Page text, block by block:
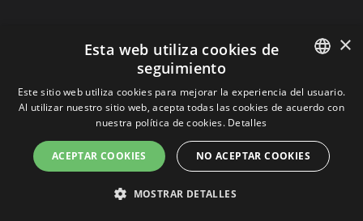
(C) 2023, MPM SOFTWARE, a KIREY GROUP COMPANY
Terminos y condiciones
Política de privacidad
SPANISH
PORTUGUESE
×
Esta web utiliza cookies de
seguimiento
Este sitio web utiliza cookies para mejorar la experiencia del usuario.
Al utilizar nuestro sitio web, acepta todas las cookies de acuerdo con
nuestra política de cookies. Detalles
ACEPTAR COOKIES NO ACEPTAR COOKIES
MOSTRAR DETALLES